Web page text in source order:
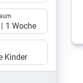
1 Woche
Kinder